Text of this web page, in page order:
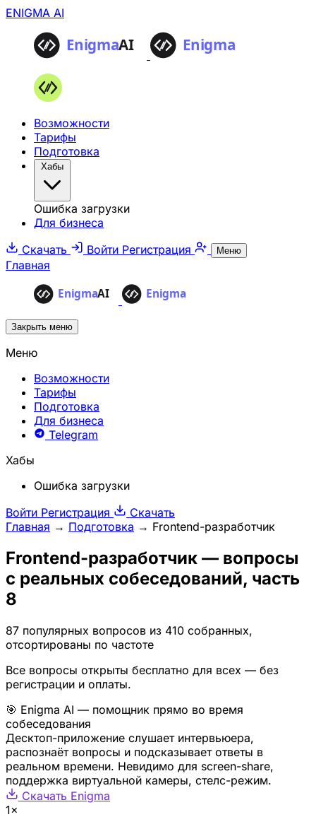
ENIGMA AI
Возможности
Тарифы
Подготовка
Хабы
Ошибка загрузки
Для бизнеса
Скачать
Войти Регистрация Меню
Главная
Закрыть меню
Меню
Возможности
Тарифы
Подготовка
Для бизнеса
Telegram
Хабы
Ошибка загрузки
Войти Регистрация
Скачать
Главная → Подготовка → Frontend-разработчик
Frontend-разработчик — вопросы
с реальных собеседований, часть
8
87 популярных вопросов из 410 собранных,
отсортированы по частоте
Все вопросы открыты бесплатно для всех — без
регистрации и оплаты.
🎯 Enigma AI — помощник прямо во время
собеседования
Десктоп-приложение слушает интервьюера,
распознаёт вопросы и подсказывает ответы в
реальном времени. Невидимо для screen-share,
поддержка виртуальной камеры, стелс-режим.
Скачать Enigma
1×